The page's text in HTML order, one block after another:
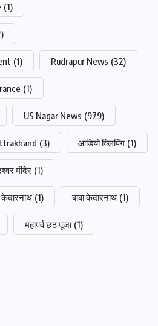
(1)
(1) Rudrapur News (32)
(1)
US Nagar News (979)
(3) आडियो क्लिपिंग (1)
मंदिर (1)
केदारनाथ (1) बाबा केदारनाथ (1)
महापर्व छठ पूजा (1)